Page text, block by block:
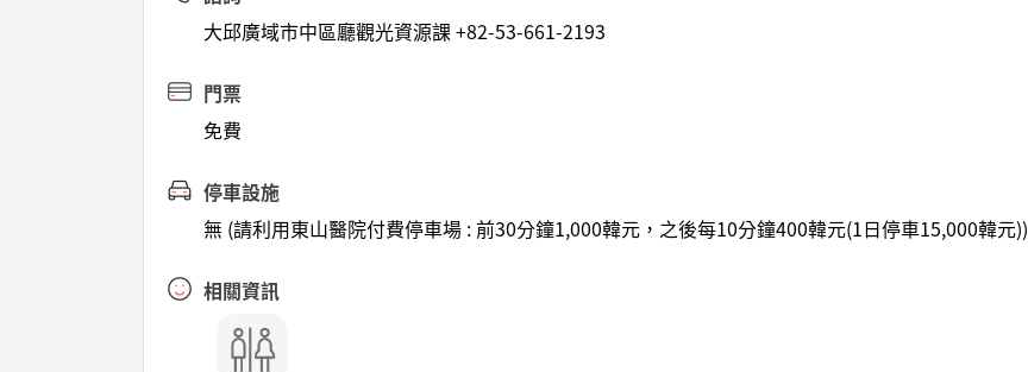
大邱廣域市中區廳觀光資源課 +82-53-661-2193
門票
免費
停車設施
無 (請利用東山醫院付費停車場 : 前30分鐘1,000韓元，之後每10分鐘400韓元(1日停車15,000韓元))
相關資訊